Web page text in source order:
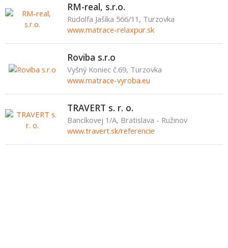
RM-real, s.r.o.
Rudolfa Jašíka 566/11, Turzovka
www.matrace-relaxpur.sk
Roviba s.r.o
Vyšný Koniec č.69, Turzovka
www.matrace-vyroba.eu
TRAVERT s. r. o.
Bancíkovej 1/A, Bratislava - Ružinov
www.travert.sk/referencie